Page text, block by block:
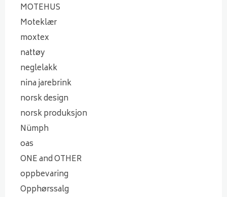
MOTEHUS
Moteklær
moxtex
nattøy
neglelakk
nina jarebrink
norsk design
norsk produksjon
Nümph
oas
ONE and OTHER
oppbevaring
Opphørssalg